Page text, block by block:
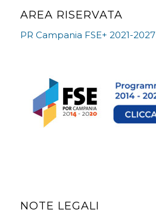
AREA RISERVATA
PR Campania FSE+ 2021-2027
NOTE LEGALI